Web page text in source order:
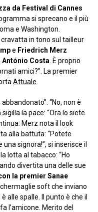
da Festival di Cannes
si sprecano e il più
e Washington.
cravatta in tono sul tailleur
e Friedrich Merz
António Costa . È proprio
amici?”. La premier
Attuale
“No, non è
la pace: “Ora lo siete
Merz nota il look
alla battuta: “Potete
signora!”, si inserisce il
lotta al tabacco: “Ho
divertita una delle sue
la premier Sanae
soft che inviano
alle spalle. Il punto è che il
l’amicone. Merito del